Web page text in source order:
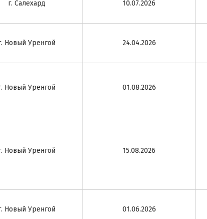
г. Салехард 10.07.2026
Новый Уренгой 24.04.2026
Новый Уренгой 01.08.2026
Новый Уренгой 15.08.2026
Новый Уренгой 01.06.2026